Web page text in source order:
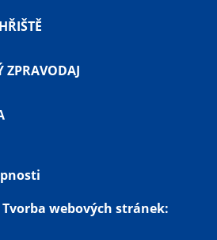
ZPRAVODAJ
Tvorba webových stránek: